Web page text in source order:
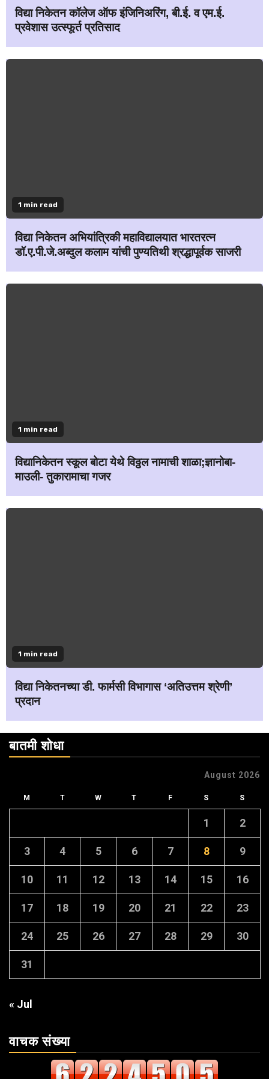
विद्या निकेतन कॉलेज ऑफ इंजिनिअरिंग, बी.ई. व एम.ई.
प्रवेशास उत्स्फूर्त प्रतिसाद
1 min read
विद्या निकेतन अभियांत्रिकी महाविद्यालयात भारतरत्न
डॉ.ए.पी.जे.अब्दुल कलाम यांची पुण्यतिथी श्रद्धापूर्वक साजरी
1 min read
विद्यानिकेतन स्कूल बोटा येथे विठ्ठल नामाची शाळा;ज्ञानोबा-
माउली- तुकारामाचा गजर
1 min read
विद्या निकेतनच्या डी. फार्मसी विभागास ‘अतिउत्तम श्रेणी’
प्रदान
बातमी शोधा
August 2026
M T W T F S S
1 2
3 4 5 6 7 8 9
10 11 12 13 14 15 16
17 18 19 20 21 22 23
24 25 26 27 28 29 30
31
« Jul
वाचक संख्या